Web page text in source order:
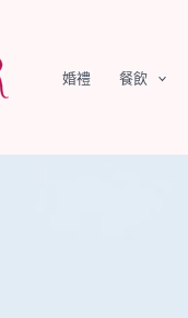
婚禮 餐飲